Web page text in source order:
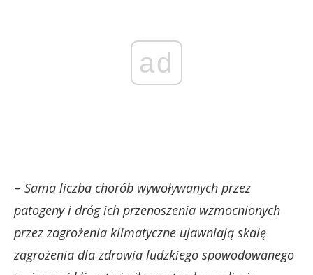
ad
– Sama liczba chorób wywoływanych przez
patogeny i dróg ich przenoszenia wzmocnionych
przez zagrożenia klimatyczne ujawniają skalę
zagrożenia dla zdrowia ludzkiego spowodowanego